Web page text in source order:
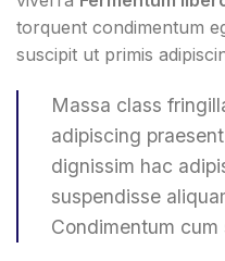
torquent condimentum
suscipit ut primis
Massa class
adipiscing
dignissim hac
suspendisse
Condimentum cum